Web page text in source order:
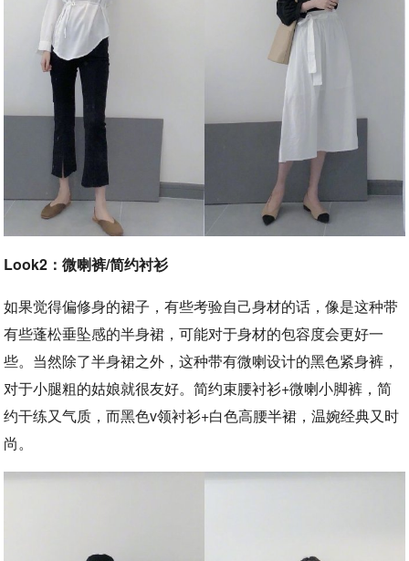
Look2：微喇裤/简约衬衫
如果觉得偏修身的裙子，有些考验自己身材的话，像是这种带
有些蓬松垂坠感的半身裙，可能对于身材的包容度会更好一
些。当然除了半身裙之外，这种带有微喇设计的黑色紧身裤，
对于小腿粗的姑娘就很友好。简约束腰衬衫+微喇小脚裤，简
约干练又气质，而黑色v领衬衫+白色高腰半裙，温婉经典又时
尚。